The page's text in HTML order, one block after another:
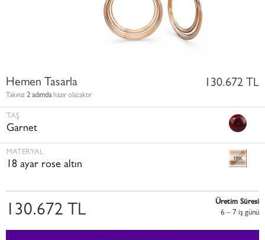
Hemen Tasarla
Takınız 2 adımdahazır olacaktır
130.672 TL
TAŞ
Garnet
MATERYAL
18 ayar rose altın
130.672 TL
Üretim Süresi
6 – 7 i̇ş günü